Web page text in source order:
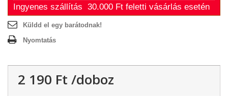
Ingyenes szállítás 30.000 Ft feletti vásárlás esetén
Küldd el egy barátodnak!
Nyomtatás
2 190 Ft‎ /doboz